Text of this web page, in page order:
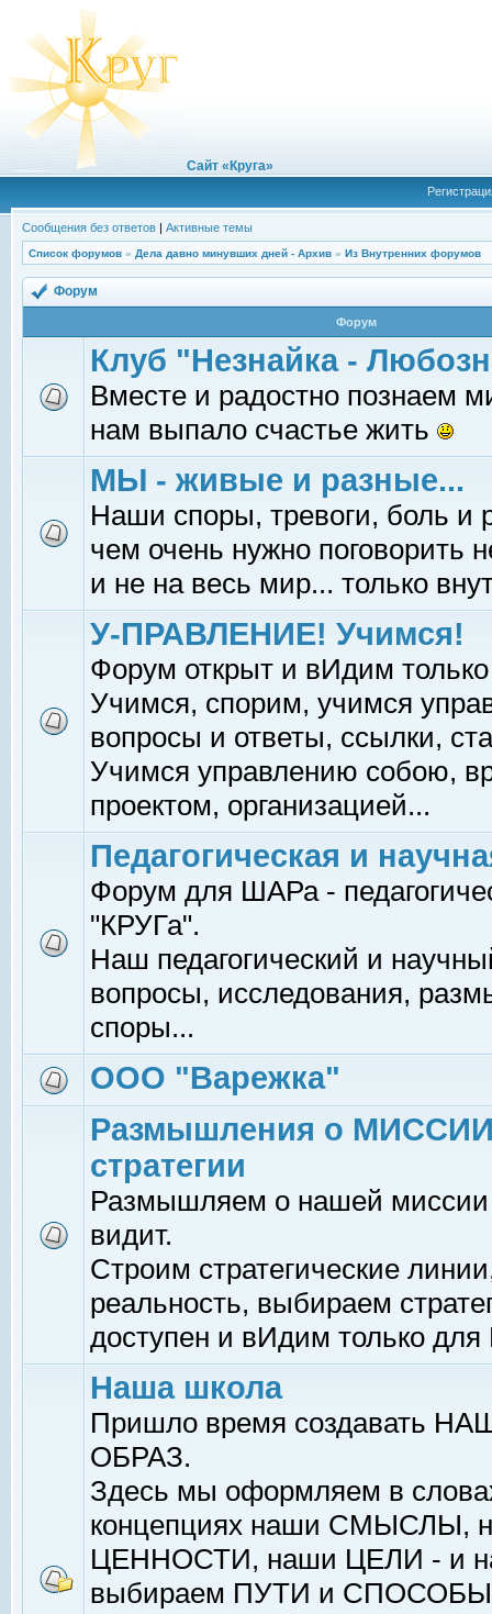
Сайт «Круга»
Сообщения без ответов | Активные темы
Список форумов » Дела давно минувших дней - Архив » Из Внутренних форумов
Форум
Форум
Клуб "Незнайка -
Вместе и радостно познаем
нам выпало счастье жить
МЫ - живые и разные...
Наши споры, тревоги, боль и
чем очень нужно поговорить
и не на весь мир... только
У-ПРАВЛЕНИЕ! Учимся!
Форум открыт и вИдим
Учимся, спорим, учимся
вопросы и ответы, ссылки,
Учимся управлению собою,
проектом, организацией...
Педагогическая и
Форум для ШАРа -
"КРУГа".
Наш педагогический и
вопросы, исследования,
споры...
ООО "Варежка"
Размышления о
стратегии
Размышляем о нашей миссии
видит.
Строим стратегические
реальность, выбираем
доступен и вИдим только
Наша школа
Пришло время создавать
ОБРАЗ.
Здесь мы оформляем в
концепциях наши СМЫСЛЫ,
ЦЕННОСТИ, наши ЦЕЛИ - и
выбираем ПУТИ и